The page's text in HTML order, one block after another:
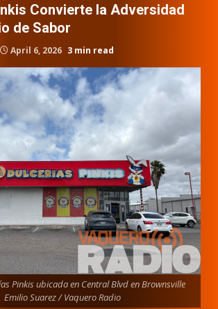
Convierte la Adversidad
de Sabor
April 6, 2026 3 min read
Pinkis ubicada en Central Blvd en Brownsville
Emilio Suarez / Vaquero Radio